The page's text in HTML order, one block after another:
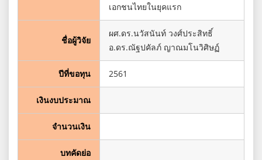
เอกชนไทยในยุคแรก
ชื่อผู้วิจัย
ผศ.ดร.นวัสนันท์ วงศ์ประสิทธิ์
อ.ดร.ณัฐปคัลภ์ ญาณมโนวิศิษฏ์
ปีที่ขอทุน 2561
เงินงบประมาณ
จำนวนเงิน
บทคัดย่อ